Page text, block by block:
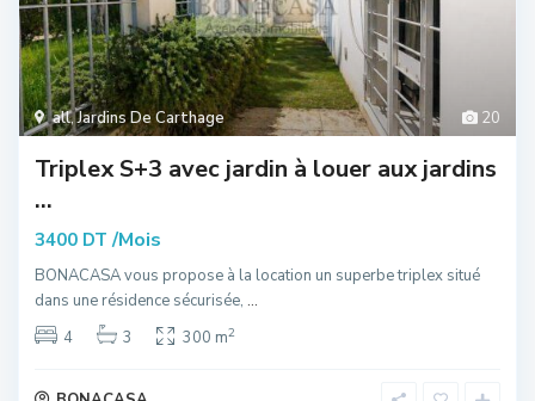
20
all,Jardins De Carthage
Triplex S+3 avec jardin à louer aux jardins
...
3400 DT/Mois
BONACASA vous propose à la location un superbe triplex situé
dans une résidence sécurisée, ...
4
3 300 m2